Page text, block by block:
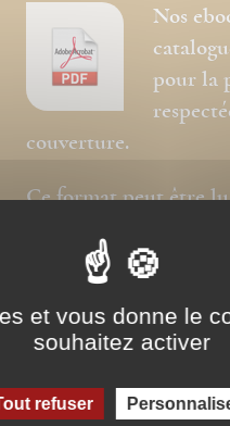
Nos
pour la
couverture.
Ce format peut être
et vous donne le
souhaitez activer
refuser